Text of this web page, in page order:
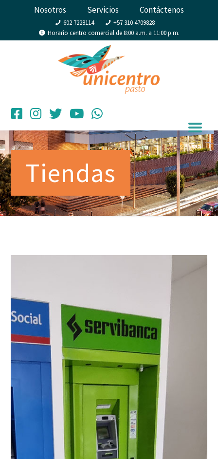
Nosotros Servicios Contáctenos
602 7228114
+57 310 4709828
Horario centro comercial de 8:00 a.m. a 11:00 p.m.